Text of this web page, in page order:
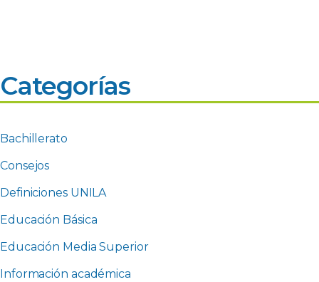
Categorías
Bachillerato
Consejos
Definiciones UNILA
Educación Básica
Educación Media Superior
Información académica